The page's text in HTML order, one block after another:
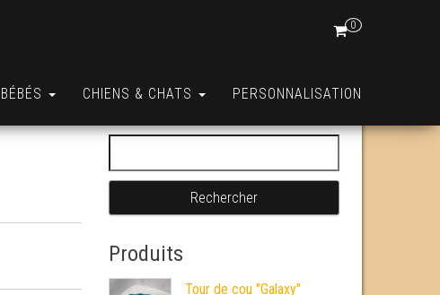
0
BÉBÉS CHIENS & CHATS PERSONNALISATION
Produits
Tour de cou "Galaxy"